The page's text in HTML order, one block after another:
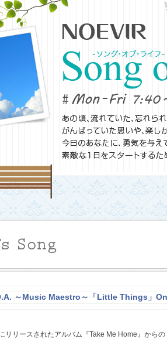
～Music Maestro～「Little Things」
リリースされたアルバム『Take Me Home』からの